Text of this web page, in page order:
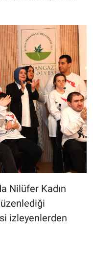
Nilüfer Kadın
izleyenlerden